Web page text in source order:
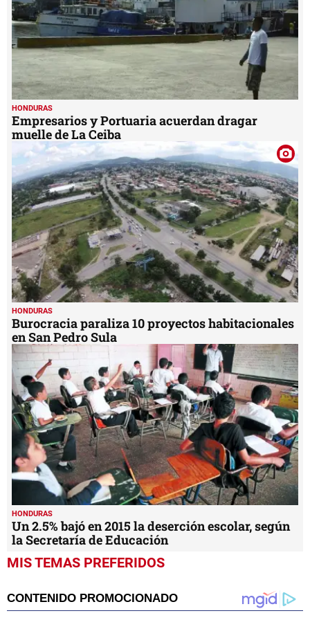
HONDURAS
Empresarios y Portuaria acuerdan dragar
muelle de La Ceiba
HONDURAS
Burocracia paraliza 10 proyectos habitacionales
en San Pedro Sula
HONDURAS
Un 2.5% bajó en 2015 la deserción escolar, según
la Secretaría de Educación
MIS TEMAS PREFERIDOS